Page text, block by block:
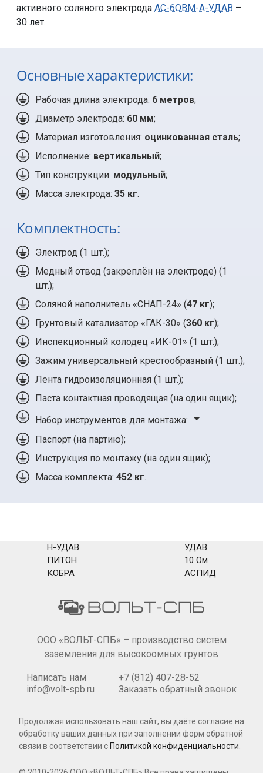
активного соляного электрода АС-6ОВМ-А-УДАВ –
30 лет.
Основные характеристики:
Рабочая длина электрода: 6 метров;
Диаметр электрода: 60 мм;
Материал изготовления: оцинкованная сталь;
Исполнение: вертикальный;
Тип конструкции: модульный;
Масса электрода: 35 кг.
Комплектность:
Электрод (1 шт.);
Медный отвод (закреплён на электроде) (1
шт.);
Соляной наполнитель «СНАП-24» (47 кг);
Грунтовый катализатор «ГАК-30» (360 кг);
Инспекционный колодец «ИК-01» (1 шт.);
Зажим универсальный крестообразный (1 шт.);
Лента гидроизоляционная (1 шт.);
Паста контактная проводящая (на один ящик);
Набор инструментов для монтажа:
Паспорт (на партию);
Инструкция по монтажу (на один ящик);
Масса комплекта: 452 кг.
Н-УДАВ
ПИТОН
КОБРА
УДАВ
10 Ом
АСПИД
ООО «ВОЛЬТ-СПБ» – производство систем
заземления для высокоомных грунтов
Написать нам
info@volt-spb.ru
+7 (812) 407-28-52
Заказать обратный звонок
Продолжая использовать наш сайт, вы даёте согласие на
обработку ваших данных при заполнении форм обратной
связи в соответствии с Политикой конфиденциальности.